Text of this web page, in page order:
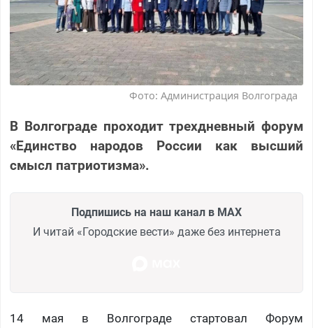
Фото: Администрация Волгограда
В Волгограде проходит трехдневный форум
«Единство народов России как высший
смысл патриотизма».
Подпишись на наш канал в MAX
И читай «Городские вести» даже без интернета
14 мая в Волгограде стартовал Форум